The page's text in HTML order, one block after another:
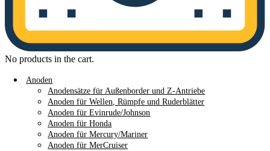
No products in the cart.
Anoden
Anodensätze für Außenborder und Z-Antriebe
Anoden für Wellen, Rümpfe und Ruderblätter
Anoden für Evinrude/Johnson
Anoden für Honda
Anoden für Mercury/Mariner
Anoden für MerCruiser